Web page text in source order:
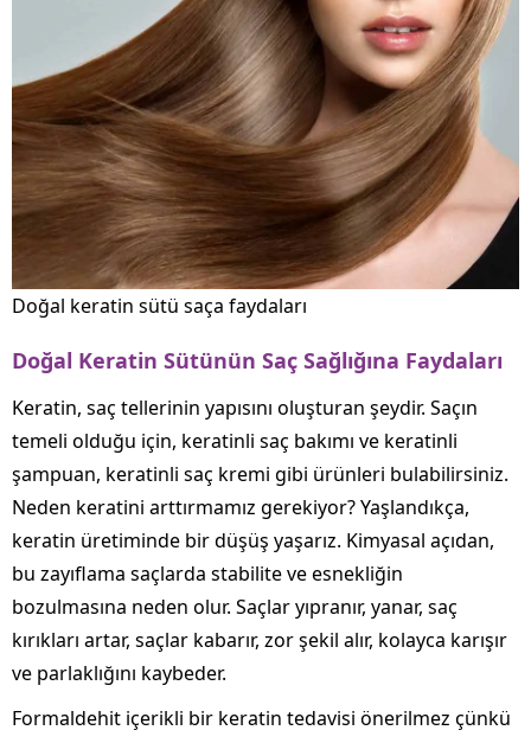
Doğal keratin sütü saça faydaları
Doğal Keratin Sütünün Saç Sağlığına Faydaları
Keratin, saç tellerinin yapısını oluşturan şeydir. Saçın
temeli olduğu için, keratinli saç bakımı ve keratinli
şampuan, keratinli saç kremi gibi ürünleri bulabilirsiniz.
Neden keratini arttırmamız gerekiyor? Yaşlandıkça,
keratin üretiminde bir düşüş yaşarız. Kimyasal açıdan,
bu zayıflama saçlarda stabilite ve esnekliğin
bozulmasına neden olur. Saçlar yıpranır, yanar, saç
kırıkları artar, saçlar kabarır, zor şekil alır, kolayca karışır
ve parlaklığını kaybeder.
Formaldehit içerikli bir keratin tedavisi önerilmez çünkü